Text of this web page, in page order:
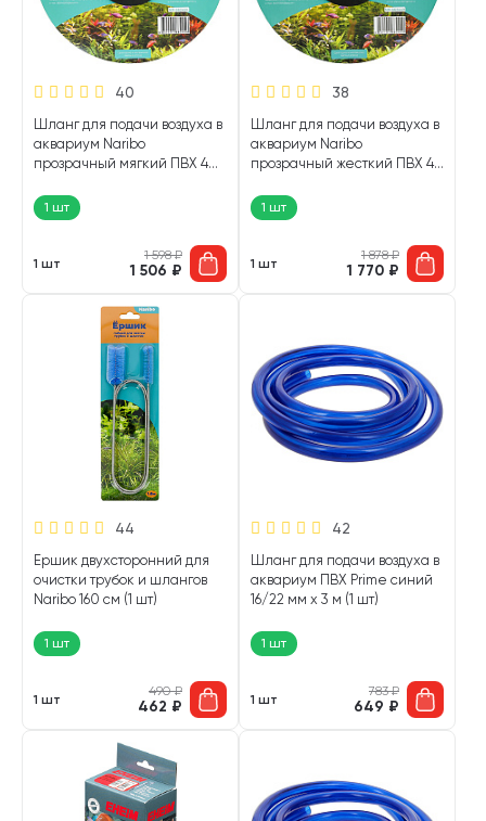
40
Шланг для подачи воздуха в
аквариум Naribo
прозрачный мягкий ПВХ 4
1 шт
1 шт
1 598₽
1 506 ₽
38
Шланг для подачи воздуха в
аквариум Naribo
прозрачный жесткий ПВХ 4
1 шт
1 шт
1 878₽
1 770 ₽
44
Ершик двухсторонний для
очистки трубок и шлангов
Naribo 160 см (1 шт)
1 шт
1 шт
490₽
462 ₽
42
Шланг для подачи воздуха в
аквариум ПВХ Prime синий
16/22 мм х 3 м (1 шт)
1 шт
1 шт
783₽
649 ₽